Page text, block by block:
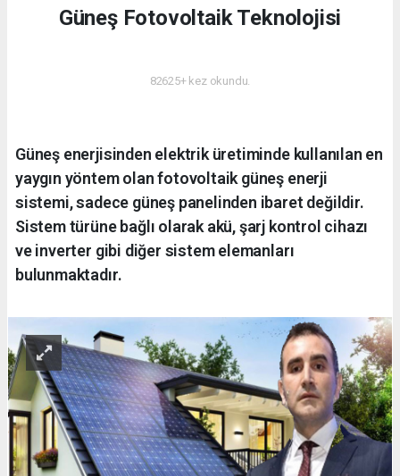
Güneş Fotovoltaik Teknolojisi
82625+ kez okundu.
Güneş enerjisinden elektrik üretiminde kullanılan en
yaygın yöntem olan fotovoltaik güneş enerji
sistemi, sadece güneş panelinden ibaret değildir.
Sistem türüne bağlı olarak akü, şarj kontrol cihazı
ve inverter gibi diğer sistem elemanları
bulunmaktadır.